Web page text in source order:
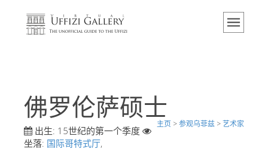
主页
活动 & 展览
游客的评论
联系我们
佛罗伦萨硕士
主页 >参观乌菲兹 >艺术家
出生: 15世纪的第一个季度
坐落: 国际哥特式厅,